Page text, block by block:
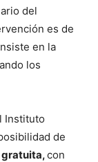
del
es de
en la
los
Instituto
de
gratuita,con